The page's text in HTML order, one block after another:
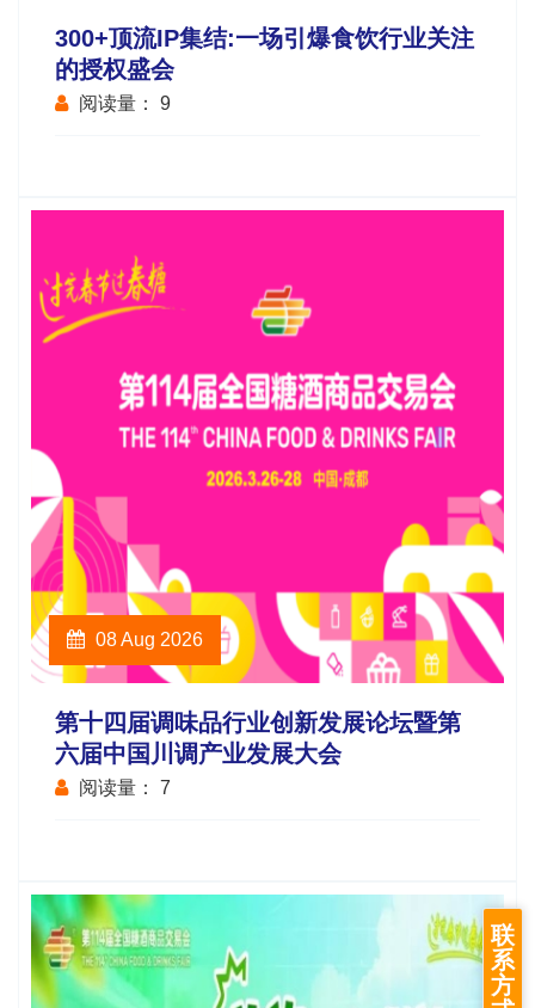
300+顶流IP集结:一场引爆食饮行业关注
的授权盛会
阅读量： 9
08 Aug 2026
第十四届调味品行业创新发展论坛暨第
六届中国川调产业发展大会
阅读量： 7
联
系
方